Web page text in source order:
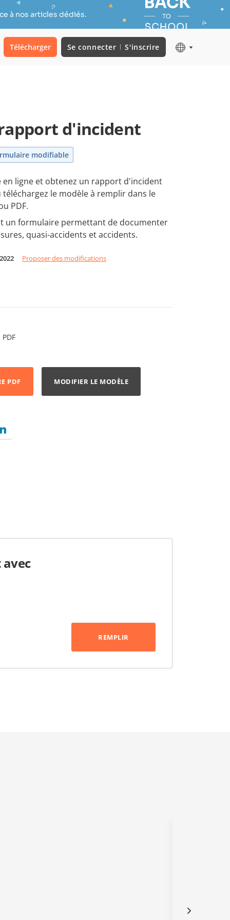
à nos articles dédiés.
Télécharger Se connecter S'inscrire
d'incident
modifiable
en ligne et obtenez un rapport d'incident
le modèle à remplir dans le
PDF.
un formulaire permettant de documenter
quasi-accidents et accidents.
Proposer des modifications
PDF
PDF MODIFIER LE MODÈLE
REMPLIR